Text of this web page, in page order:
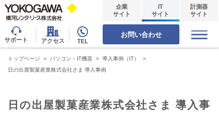
サポート アクセス TEL
企業
サイト
IT
サイト
計測器
サイト
お問い合わせ
トップページ > パソコン・IT機器 > 導入事例（IT）
>
日の出屋製菓産業株式会社さま 導入事例
日の出屋製菓産業株式会社さま 導入事